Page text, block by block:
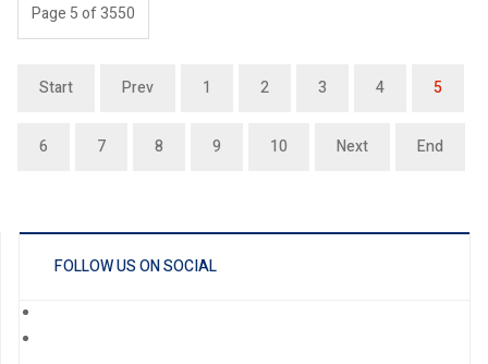
Page 5 of 3550
Start Prev 1 2 3 4 5
6 7 8 9 10 Next End
FOLLOW US ON SOCIAL